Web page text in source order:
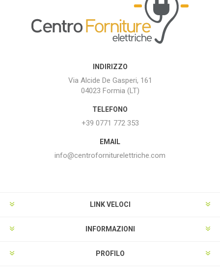
INDIRIZZO
Via Alcide De Gasperi, 161
04023 Formia (LT)
TELEFONO
+39 0771 772 353
EMAIL
info@centroforniturelettriche.com
LINK VELOCI
INFORMAZIONI
PROFILO